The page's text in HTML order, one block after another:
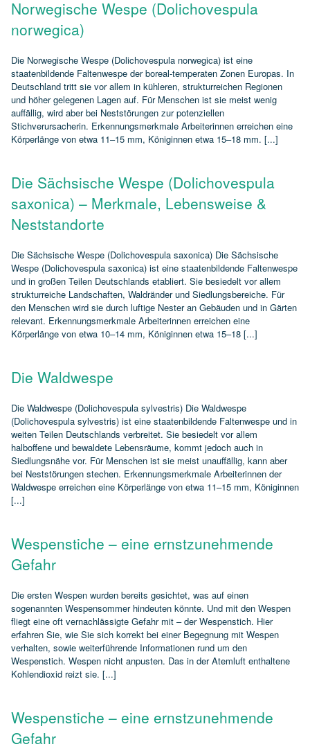
Norwegische Wespe (Dolichovespula
norwegica)
Die Norwegische Wespe (Dolichovespula norwegica) ist eine
staatenbildende Faltenwespe der boreal‑temperaten Zonen Europas. In
Deutschland tritt sie vor allem in kühleren, strukturreichen Regionen
und höher gelegenen Lagen auf. Für Menschen ist sie meist wenig
auffällig, wird aber bei Neststörungen zur potenziellen
Stichverursacherin. Erkennungsmerkmale Arbeiterinnen erreichen eine
Körperlänge von etwa 11–15 mm, Königinnen etwa 15–18 mm. [...]
Die Sächsische Wespe (Dolichovespula
saxonica) – Merkmale, Lebensweise &
Neststandorte
Die Sächsische Wespe (Dolichovespula saxonica) Die Sächsische
Wespe (Dolichovespula saxonica) ist eine staatenbildende Faltenwespe
und in großen Teilen Deutschlands etabliert. Sie besiedelt vor allem
strukturreiche Landschaften, Waldränder und Siedlungsbereiche. Für
den Menschen wird sie durch luftige Nester an Gebäuden und in Gärten
relevant. Erkennungsmerkmale Arbeiterinnen erreichen eine
Körperlänge von etwa 10–14 mm, Königinnen etwa 15–18 [...]
Die Waldwespe
Die Waldwespe (Dolichovespula sylvestris) Die Waldwespe
(Dolichovespula sylvestris) ist eine staatenbildende Faltenwespe und in
weiten Teilen Deutschlands verbreitet. Sie besiedelt vor allem
halboffene und bewaldete Lebensräume, kommt jedoch auch in
Siedlungsnähe vor. Für Menschen ist sie meist unauffällig, kann aber
bei Neststörungen stechen. Erkennungsmerkmale Arbeiterinnen der
Waldwespe erreichen eine Körperlänge von etwa 11–15 mm, Königinnen
[...]
Wespenstiche – eine ernstzunehmende
Gefahr
Die ersten Wespen wurden bereits gesichtet, was auf einen
sogenannten Wespensommer hindeuten könnte. Und mit den Wespen
fliegt eine oft vernachlässigte Gefahr mit – der Wespenstich. Hier
erfahren Sie, wie Sie sich korrekt bei einer Begegnung mit Wespen
verhalten, sowie weiterführende Informationen rund um den
Wespenstich. Wespen nicht anpusten. Das in der Atemluft enthaltene
Kohlendioxid reizt sie. [...]
Wespenstiche – eine ernstzunehmende
Gefahr